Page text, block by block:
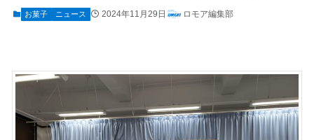
お菓子 ニュース 2024年11月29日 ロモア編集部